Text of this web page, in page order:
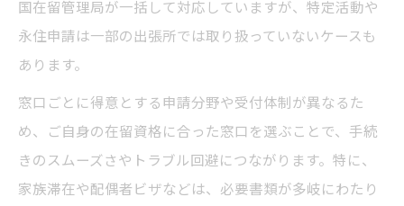
国在留管理局が一括して対応していますが、特定活動や
永住申請は一部の出張所では取り扱っていないケースも
あります。
窓口ごとに得意とする申請分野や受付体制が異なるた
め、ご自身の在留資格に合った窓口を選ぶことで、手続
きのスムーズさやトラブル回避につながります。特に、
家族滞在や配偶者ビザなどは、必要書類が多岐にわたり